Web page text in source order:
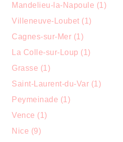
Mandelieu-la-Napoule (1)
Villeneuve-Loubet (1)
Cagnes-sur-Mer (1)
La Colle-sur-Loup (1)
Grasse (1)
Saint-Laurent-du-Var (1)
Peymeinade (1)
Vence (1)
Nice (9)